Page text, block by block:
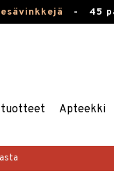
- 45
Apteekki